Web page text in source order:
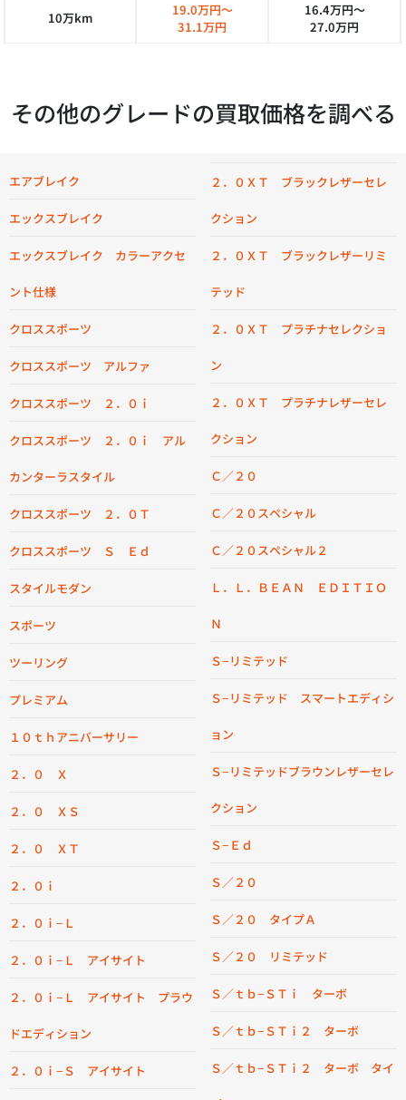
10万km
19.0万円～
31.1万円
16.4万円～
27.0万円
その他のグレードの買取価格を調べる
エアブレイク
エックスブレイク
エックスブレイク カラーアクセ
ント仕様
クロススポーツ
クロススポーツ アルファ
クロススポーツ ２．０ｉ
クロススポーツ ２．０ｉ アル
カンターラスタイル
クロススポーツ ２．０Ｔ
クロススポーツ Ｓ Ｅｄ
スタイルモダン
スポーツ
ツーリング
プレミアム
１０ｔｈアニバーサリー
２．０ Ｘ
２．０ ＸＳ
２．０ ＸＴ
２．０ｉ
２．０ｉ−Ｌ
２．０ｉ−Ｌ アイサイト
２．０ｉ−Ｌ アイサイト プラウ
ドエディション
２．０ｉ−Ｓ アイサイト
２．０ＸＴ ブラックレザーセレ
クション
２．０ＸＴ ブラックレザーリミ
テッド
２．０ＸＴ プラチナセレクショ
ン
２．０ＸＴ プラチナレザーセレ
クション
Ｃ／２０
Ｃ／２０スペシャル
Ｃ／２０スペシャル２
Ｌ．Ｌ．ＢＥＡＮ ＥＤＩＴＩＯ
Ｎ
Ｓ−リミテッド
Ｓ−リミテッド スマートエディシ
ョン
Ｓ−リミテッドブラウンレザーセレ
クション
Ｓ−Ｅｄ
Ｓ／２０
Ｓ／２０ タイプＡ
Ｓ／２０ リミテッド
Ｓ／ｔｂ−ＳＴｉ ターボ
Ｓ／ｔｂ−ＳＴｉ２ ターボ
Ｓ／ｔｂ−ＳＴｉ２ ターボ タイ